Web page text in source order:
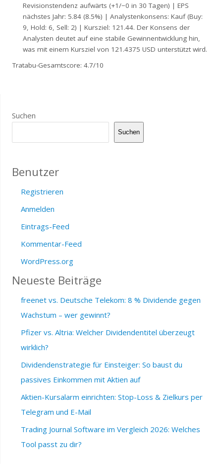
Revisionstendenz aufwärts (+1/−0 in 30 Tagen) | EPS
nächstes Jahr: 5.84 (8.5%) | Analystenkonsens: Kauf (Buy:
9, Hold: 6, Sell: 2) | Kursziel: 121.44. Der Konsens der
Analysten deutet auf eine stabile Gewinnentwicklung hin,
was mit einem Kursziel von 121.4375 USD unterstützt wird.
Tratabu-Gesamtscore: 4.7/10
Suchen
Suchen
Benutzer
Registrieren
Anmelden
Eintrags-Feed
Kommentar-Feed
WordPress.org
Neueste Beiträge
freenet vs. Deutsche Telekom: 8 % Dividende gegen
Wachstum – wer gewinnt?
Pfizer vs. Altria: Welcher Dividendentitel überzeugt
wirklich?
Dividendenstrategie für Einsteiger: So baust du
passives Einkommen mit Aktien auf
Aktien-Kursalarm einrichten: Stop-Loss & Zielkurs per
Telegram und E-Mail
Trading Journal Software im Vergleich 2026: Welches
Tool passt zu dir?